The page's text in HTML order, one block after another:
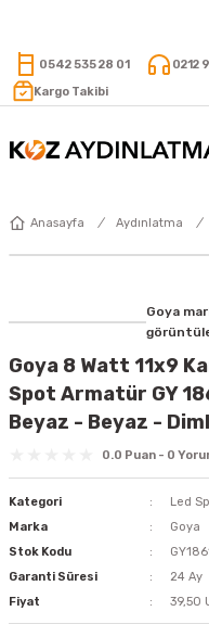
0542 535 28 01 0212
Kargo Takibi
Anasayfa Aydınlatma
Goya
Goya 8 Watt 11x9
Spot Armatür GY
Beyaz - Beyaz -
0.0 Puan - 0
Kategori
Led
Marka
Goya
Stok Kodu
Garanti Süresi
24 Ay
Fiyat
39,50